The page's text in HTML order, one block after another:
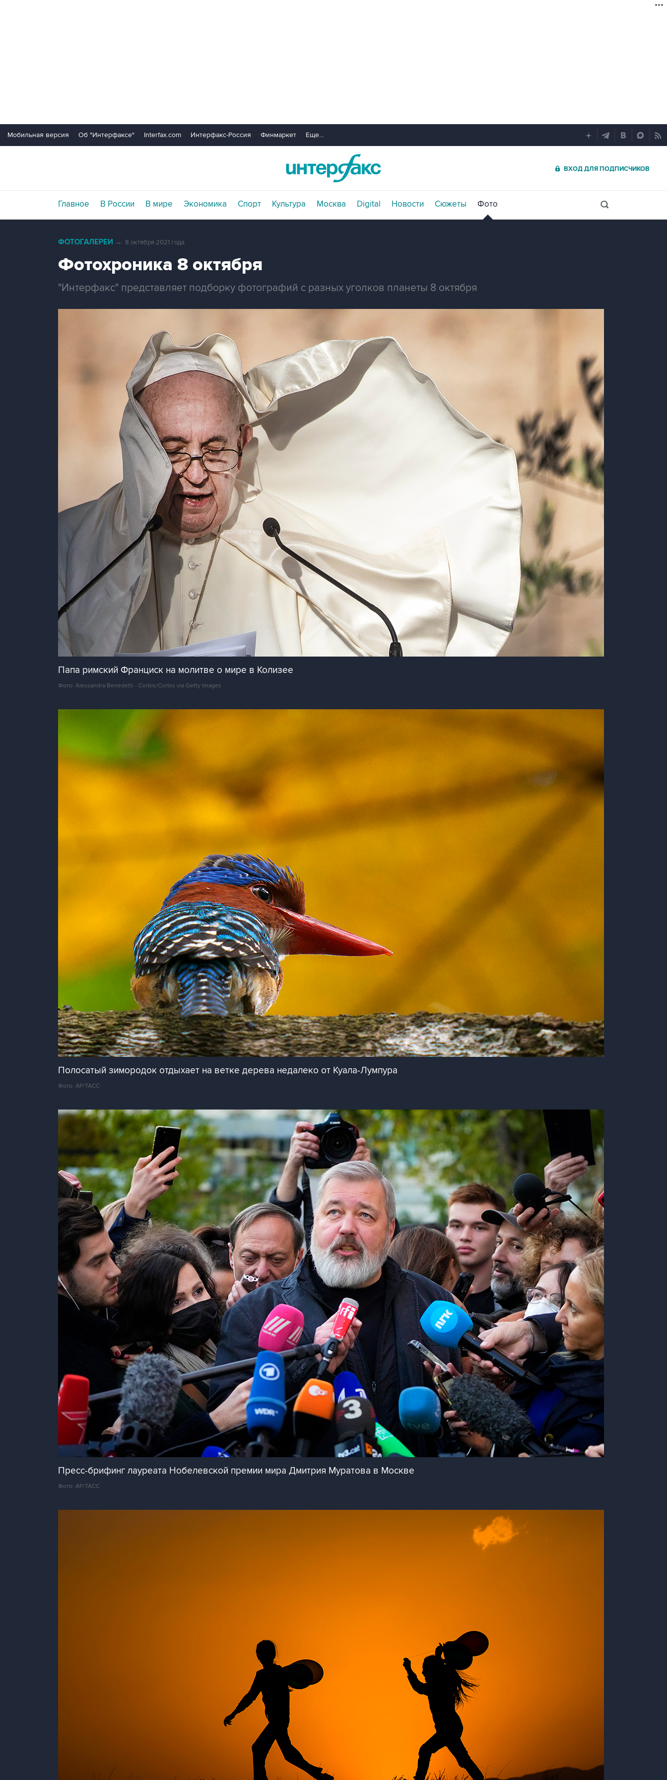
Мобильная версия Об "Интерфаксе" Interfax.com Интерфакс-Россия Финмаркет Еще...
ВХОД ДЛЯ ПОДПИСЧИКОВ
Главное В России В мире Экономика Спорт Культура Москва Digital Новости Сюжеты Фото
ФОТОГАЛЕРЕИ → 8 октября 2021 года
Фотохроника 8 октября
"Интерфакс" представляет подборку фотографий с разных уголков планеты 8 октября
Папа римский Франциск на молитве о мире в Колизее
Фото: Alessandra Benedetti - Corbis/Corbis via Getty Images
Полосатый зимородок отдыхает на ветке дерева недалеко от Куала-Лумпура
Фото: AP/ТАСС
Пресс-брифинг лауреата Нобелевской премии мира Дмитрия Муратова в Москве
Фото: AP/ТАСС